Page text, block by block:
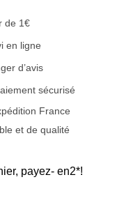
de 1€
en ligne
d’avis
sécurisé
France
et de qualité
payez- en2*!
silicone/cuir rose